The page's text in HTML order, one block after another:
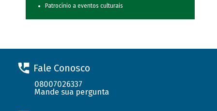
Patrocínio a eventos culturais
Fale Conosco
08007026337
Mande sua pergunta